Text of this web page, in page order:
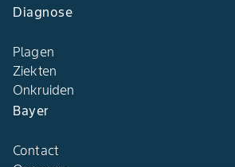
Diagnose
Plagen
Ziekten
Onkruiden
Bayer
Contact